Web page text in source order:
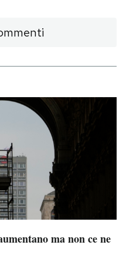
ma non ce ne